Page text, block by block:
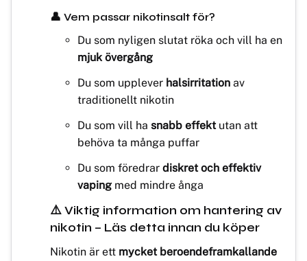
👤 Vem passar nikotinsalt för?
Du som nyligen slutat röka och vill ha en
mjuk övergång
Du som upplever halsirritation av
traditionellt nikotin
Du som vill ha snabb effektutan att
behöva ta många puffar
Du som föredrar diskret och effektiv
vaping med mindre ånga
⚠️ Viktig information om hantering av
nikotin – Läs detta innan du köper
Nikotin är ett mycket beroendeframkallande